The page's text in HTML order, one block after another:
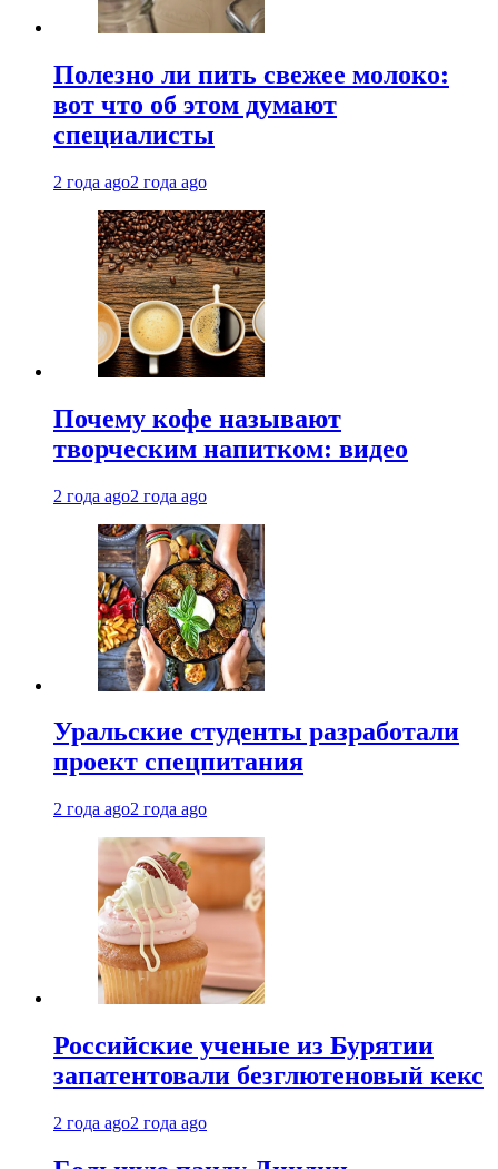
Полезно ли пить свежее молоко:
вот что об этом думают
специалисты
2 года ago2 года ago
Почему кофе называют
творческим напитком: видео
2 года ago2 года ago
Уральские студенты разработали
проект спецпитания
2 года ago2 года ago
Российские ученые из Бурятии
запатентовали безглютеновый кекс
2 года ago2 года ago